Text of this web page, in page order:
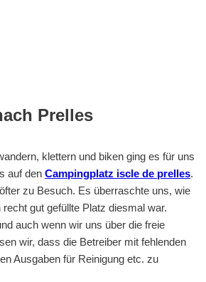
Prelles
klettern und biken ging es für uns
auf den Campingplatz iscle de prelles.
zu Besuch. Es überraschte uns, wie
gut gefüllte Platz diesmal war.
auch wenn wir uns über die freie
wir, dass die Betreiber mit fehlenden
Ausgaben für Reinigung etc. zu